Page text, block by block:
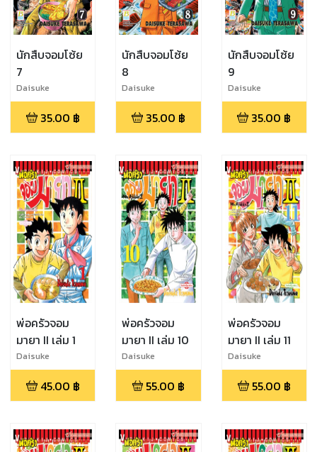
นักสืบจอมโซ้ย
7
Daisuke
Terasawa
35.00 ฿
นักสืบจอมโซ้ย
8
Daisuke
Terasawa
35.00 ฿
นักสืบจอมโซ้ย
9
Daisuke
Terasawa
35.00 ฿
พ่อครัวจอม
มายา II เล่ม 1
Daisuke
Terasawa
45.00 ฿
พ่อครัวจอม
มายา II เล่ม 10
Daisuke
Terasawa
55.00 ฿
พ่อครัวจอม
มายา II เล่ม 11
Daisuke
Terasawa
55.00 ฿